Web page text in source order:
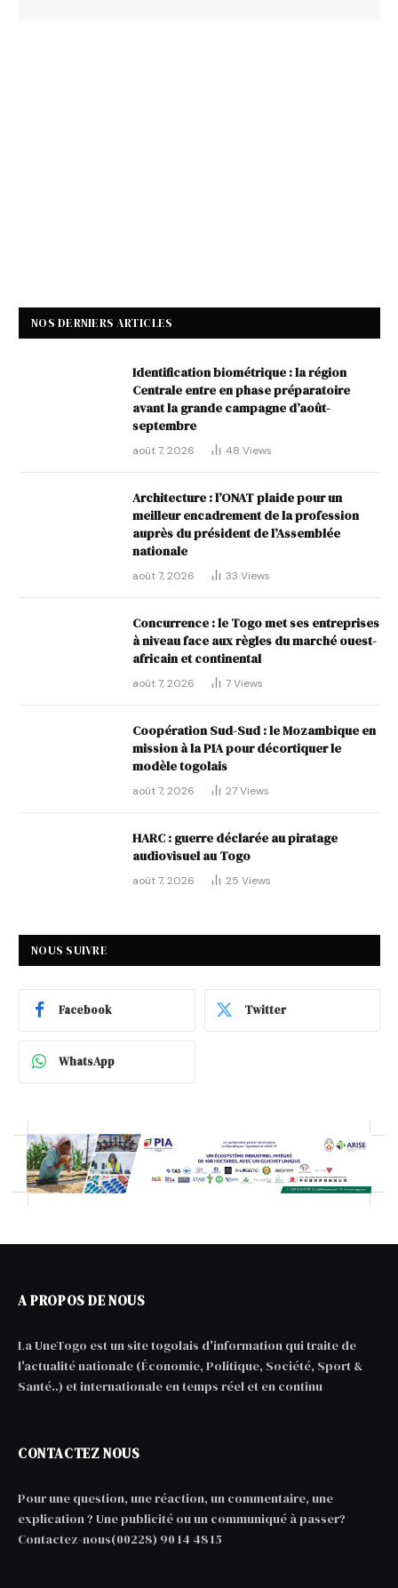
NOS DERNIERS ARTICLES
Identification biométrique : la région
Centrale entre en phase préparatoire
avant la grande campagne d’août-
septembre
août 7, 2026 48 Views
Architecture : l’ONAT plaide pour un
meilleur encadrement de la profession
auprès du président de l’Assemblée
nationale
août 7, 2026 33 Views
Concurrence : le Togo met ses entreprises
à niveau face aux règles du marché ouest-
africain et continental
août 7, 2026 7Views
Coopération Sud-Sud : le Mozambique en
mission à la PIA pour décortiquer le
modèle togolais
août 7, 2026 27Views
HARC : guerre déclarée au piratage
audiovisuel au Togo
août 7, 2026 25 Views
NOUS SUIVRE
Facebook Twitter
WhatsApp
A PROPOS DE NOUS
La UneTogo est un site togolais d'information qui traite de
l'actualité nationale (Économie, Politique, Société, Sport &
Santé..) et internationale en temps réel et en continu
CONTACTEZ NOUS
Pour une question, une réaction, un commentaire, une
explication ? Une publicité ou un communiqué à passer?
Contactez-nous(00228) 90 14 48 15